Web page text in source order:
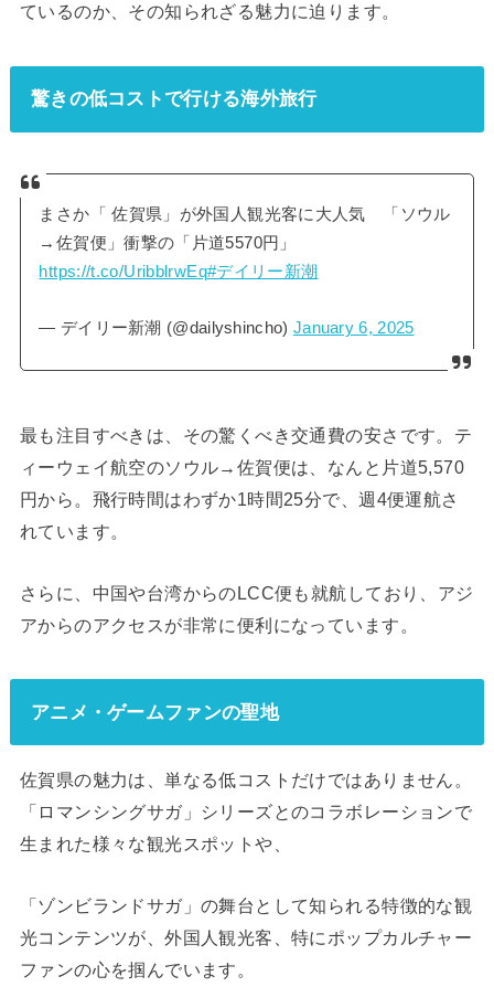
ているのか、その知られざる魅力に迫ります。
驚きの低コストで行ける海外旅行
まさか「 佐賀県」が外国人観光客に大人気 「ソウル
→佐賀便」衝撃の「片道5570円」
https://t.co/UribblrwEq#デイリー新潮
— デイリー新潮 (@dailyshincho) January 6, 2025
最も注目すべきは、その驚くべき交通費の安さです。テ
ィーウェイ航空のソウル→佐賀便は、なんと片道5,570
円から。飛行時間はわずか1時間25分で、週4便運航さ
れています。
さらに、中国や台湾からのLCC便も就航しており、アジ
アからのアクセスが非常に便利になっています。
アニメ・ゲームファンの聖地
佐賀県の魅力は、単なる低コストだけではありません。
「ロマンシングサガ」シリーズとのコラボレーションで
生まれた様々な観光スポットや、
「ゾンビランドサガ」の舞台として知られる特徴的な観
光コンテンツが、外国人観光客、特にポップカルチャー
ファンの心を掴んでいます。